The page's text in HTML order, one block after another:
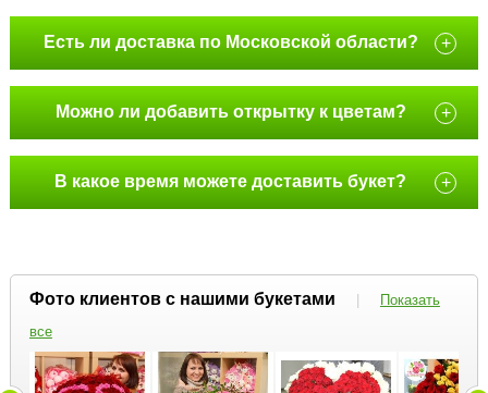
Есть ли доставка по Московской области? +
Можно ли добавить открытку к цветам? +
В какое время можете доставить букет? +
Фото клиентов с нашими букетами |
Показать
все